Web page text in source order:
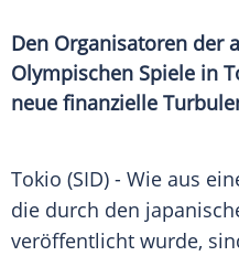
Den Organisatoren der
Olympischen Spiele in
neue finanzielle
Tokio (SID) - Wie aus
die durch den
veröffentlicht wurde,